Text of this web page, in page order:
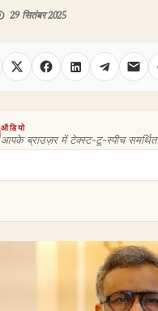
29 सितंबर 2025
ऑडियो
आपके ब्राउज़र में टेक्स्ट-टू-स्पीच समर्थित